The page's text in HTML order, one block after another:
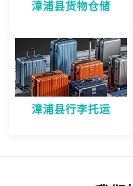
漳浦县货物仓储
漳浦县行李托运